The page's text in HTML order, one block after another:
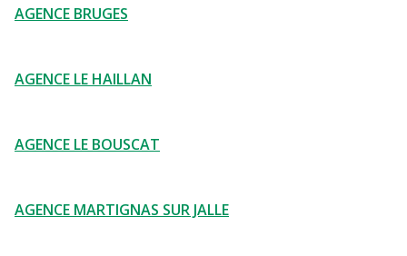
AGENCE BRUGES
AGENCE LE HAILLAN
AGENCE LE BOUSCAT
AGENCE MARTIGNAS SUR JALLE